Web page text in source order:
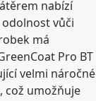
nabízí
vůči
má
Pro BT
velmi náročné
což umožňuje